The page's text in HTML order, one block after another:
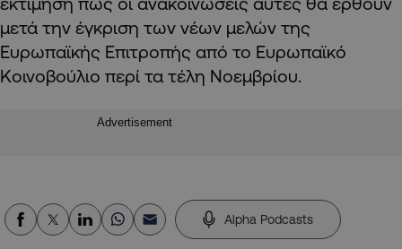
μετά την έγκριση των νέων μελών της
Ευρωπαϊκής Επιτροπής από το Ευρωπαϊκό
Κοινοβούλιο περί τα τέλη Νοεμβρίου.
Advertisement
Alpha Podcasts